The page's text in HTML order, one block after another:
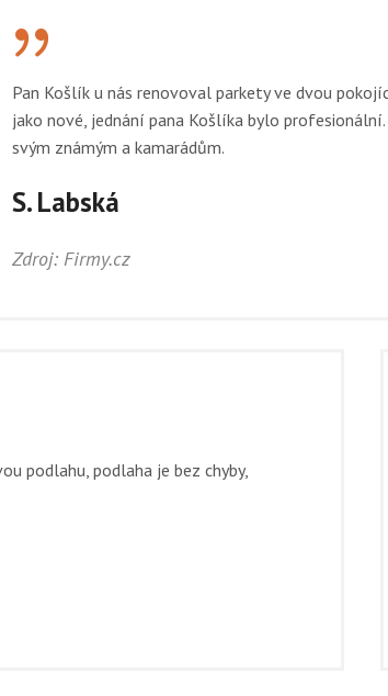
{
Pan Košlík u nás renovoval parkety ve dvou
jako nové, jednání pana Košlíka bylo
svým známým a kamarádům.
S. Labská
Zdroj: Firmy.cz
podlahu, podlaha je bez chyby,